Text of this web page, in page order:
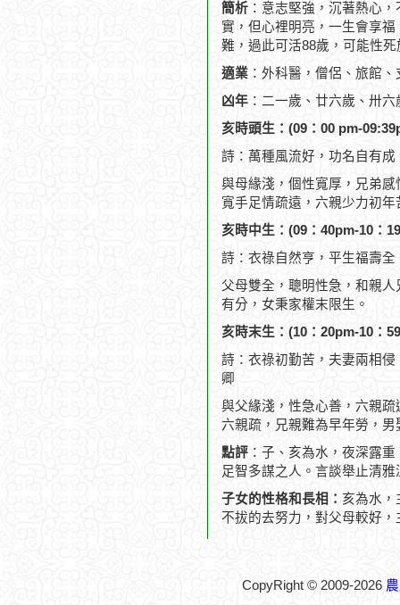
簡析 ：意志堅強，沉著熱心
實，但心裡明亮，一生會享
難，過此可活88歲，可能性死
適業 ：外科醫，僧侶、旅館
凶年 ：二一歲、廿六歲、卅
亥時頭生：(09：00 pm-
詩：萬種風流好，功名自有
與母緣淺，個性寬厚，兄弟
寬手足情疏遠，六親少力初
亥時中生：(09：40pm-10：
詩：衣祿自然亨，平生福壽
父母雙全，聰明性急，和親
有分，女秉家權末限生。
亥時末生：(10：20pm-10：
詩：衣祿初勤苦，夫妻兩相
卿
與父緣淺，性急心善，六親
六親疏，兄親難為早年勞，男
點評 ：子、亥為水，夜深露
足智多謀之人。言談舉止清
子女的性格和長相： 亥為水，
不拔的去努力，對父母較好
CopyRight © 2009-2026